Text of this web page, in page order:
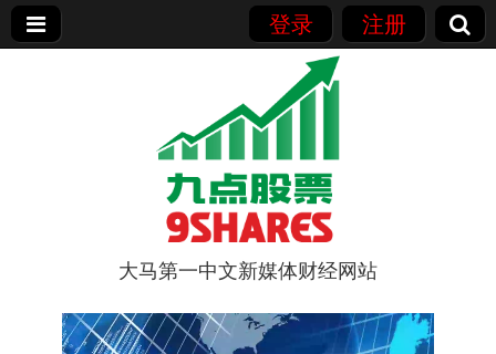
登录 注册
9点股票
大马第一中文新媒体财经网站